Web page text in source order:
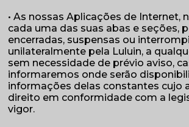
• As nossas Aplicações de Internet,
cada uma das suas abas e seções,
encerradas, suspensas ou
unilateralmente pela Luluin, a
sem necessidade de prévio aviso,
informaremos onde serão
informações delas constantes cujo
direito em conformidade com a
vigor.